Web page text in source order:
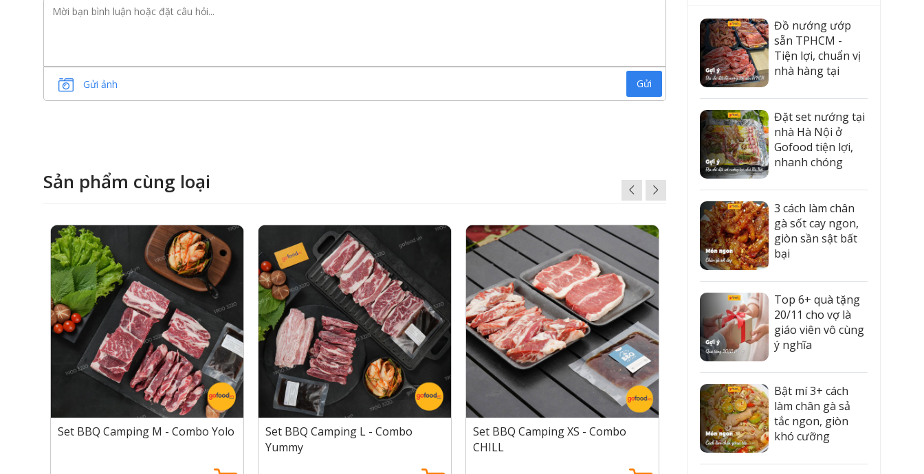
Lõi nạc vai bò
Thịt lõi nạc vai có tên tiếng Anh là Top Blade, được lọc từ thịt gần vòng cổ của chú bò. Đặc trưng của thịt lõi vai bò Mỹ là
độ giòn rụm, ngọt thơm nhờ những đường gân mỏng xen giữa cây thịt. Thớ thịt mịn màng và có chút mỡ đan xen tạo ra
hương vị hấp dẫn đặc trưng. Top Blade là phần thịt thích hợp cho món nướng tảng và phục vụ barbecue ngoài trời.
Dẻ sườn bò
Dẻ sườn bò là phần thịt nằm bên trong sườn của con bò được loại bỏ hết xương, thịt có tỷ lệ nạc mỡ đan xen rất đều
đặn. Phần thịt luôn là lựa chọn hấp dẫn cho những bữa tiệc nướng hấp dẫn. Đặc biệt, với những người yêu thích các món
thịt nướng kiểu Hàn thì không thể bỏ qua sườn hoàng đế bò chuẩn ngon.
Trong combo CHILL, ngoài 2 phần thịt bò thơm ngon còn có sốt ướp Bulgogi đậm đà, dùng sơ chế thịt ngon hết ý. Khi
nướng lên thịt bò sẽ có ngay hương thơm kích thích vị giác và mùi vị ngậy béo khó cưỡng.
Gửi ảnh Gửi
Sản phẩm cùng loại
Set BBQ Camping M - Combo Yolo
Set BBQ Camping L - Combo
Yummy
Set BBQ Camping XS - Combo
CHILL
Set BBQ Camping S - Combo Fresh
Đồ nướng ướp
sẵn TPHCM -
Tiện lợi, chuẩn vị
nhà hàng tại
Đặt set nướng tại
nhà Hà Nội ở
Gofood tiện lợi,
nhanh chóng
3 cách làm chân
gà sốt cay ngon,
giòn sần sật bất
bại
Top 6+ quà tặng
20/11 cho vợ là
giáo viên vô cùng
ý nghĩa
Bật mí 3+ cách
làm chân gà sả
tắc ngon, giòn
khó cưỡng